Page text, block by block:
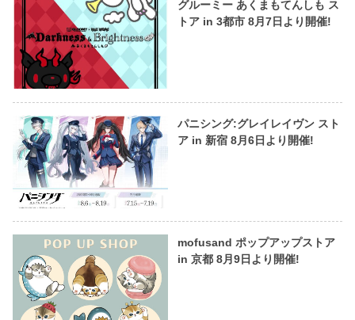
グルーミー あくまもてんしも ス
トア in 3都市 8月7日より開催!
パニシング:グレイレイヴン スト
ア in 新宿 8月6日より開催!
mofusand ポップアップストア
in 京都 8月9日より開催!